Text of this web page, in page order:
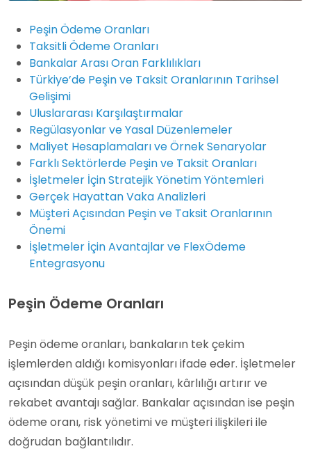
Peşin Ödeme Oranları
Taksitli Ödeme Oranları
Bankalar Arası Oran Farklılıkları
Türkiye’de Peşin ve Taksit Oranlarının Tarihsel
Gelişimi
Uluslararası Karşılaştırmalar
Regülasyonlar ve Yasal Düzenlemeler
Maliyet Hesaplamaları ve Örnek Senaryolar
Farklı Sektörlerde Peşin ve Taksit Oranları
İşletmeler İçin Stratejik Yönetim Yöntemleri
Gerçek Hayattan Vaka Analizleri
Müşteri Açısından Peşin ve Taksit Oranlarının
Önemi
İşletmeler İçin Avantajlar ve FlexÖdeme
Entegrasyonu
Peşin Ödeme Oranları
Peşin ödeme oranları, bankaların tek çekim
işlemlerden aldığı komisyonları ifade eder. İşletmeler
açısından düşük peşin oranları, kârlılığı artırır ve
rekabet avantajı sağlar. Bankalar açısından ise peşin
ödeme oranı, risk yönetimi ve müşteri ilişkileri ile
doğrudan bağlantılıdır.